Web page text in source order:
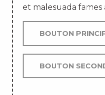
et malesuada fames
BOUTON
BOUTON